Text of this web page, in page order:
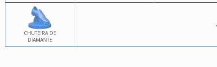
CHUTEIRA DE
DIAMANTE